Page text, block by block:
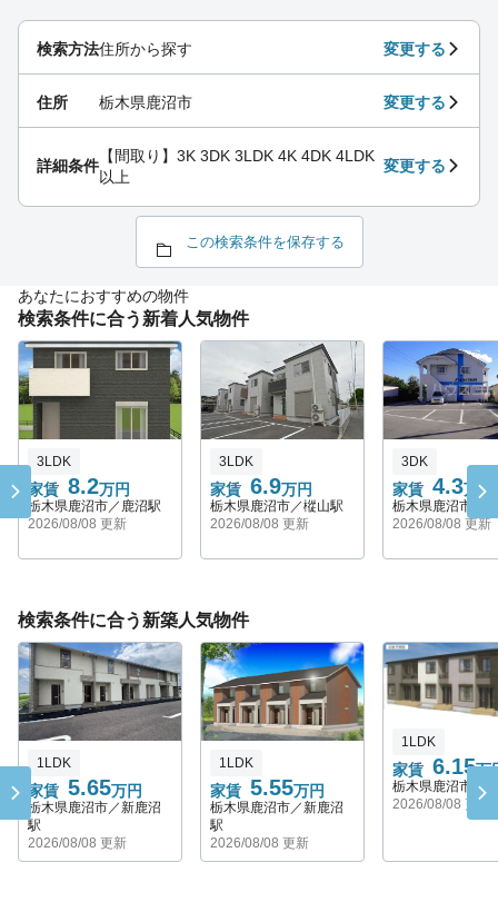
検索方法住所から探す 変更する
住所 栃木県鹿沼市 変更する
詳細条件
【間取り】3K 3DK 3LDK 4K 4DK 4LDK
以上
変更する
この検索条件を保存する
あなたにおすすめの物件
検索条件に合う新着人気物件
3LDK
家賃 8.2万円
栃木県鹿沼市／鹿沼駅
2026/08/08 更新
3LDK
家賃 6.9万円
栃木県鹿沼市／樅山駅
2026/08/08 更新
3DK
家賃 4.3万円
栃木県鹿沼市／
2026/08/08 更新
検索条件に合う新築人気物件
1LDK
家賃 5.65万円
栃木県鹿沼市／新鹿沼
駅
2026/08/08 更新
1LDK
家賃 5.55万円
栃木県鹿沼市／新鹿沼
駅
2026/08/08 更新
1LDK
家賃 6.15万
栃木県鹿沼市／
2026/08/08 更新